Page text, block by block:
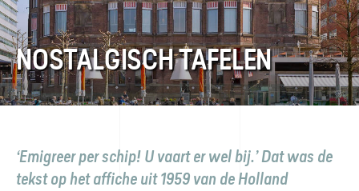
NOSTALGISCH TAFELEN
‘Emigreer per schip! U vaart er wel bij.’ Dat was de
tekst op het affiche uit 1959 van de Holland